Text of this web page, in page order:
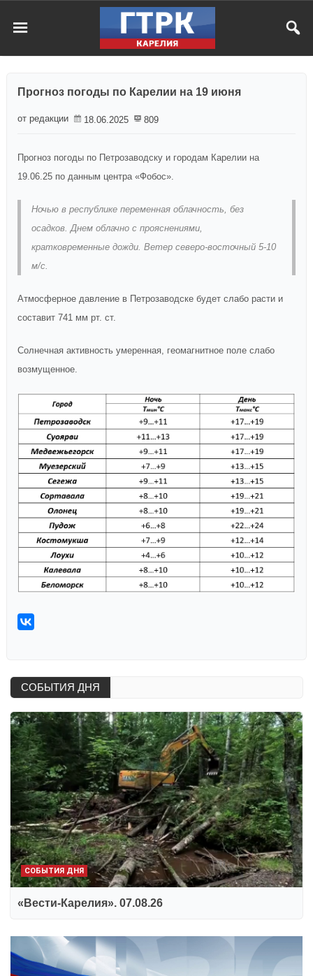
Прогноз погоды по Карелии на 19 июня
от редакции 18.06.2025 809
Прогноз погоды по Петрозаводску и городам Карелии на
19.06.25 по данным центра «Фобос».
Ночью в республике переменная облачность, без
осадков. Днем облачно с прояснениями,
кратковременные дожди. Ветер северо-восточный 5-10
м/c.
Атмосферное давление в Петрозаводске будет слабо расти и
составит 741 мм рт. ст.
Солнечная активность умеренная, геомагнитное поле слабо
возмущенное.
СОБЫТИЯ ДНЯ
СОБЫТИЯ ДНЯ
«Вести-Карелия». 07.08.26